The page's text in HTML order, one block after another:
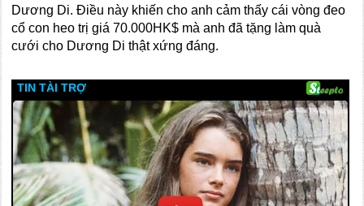
Dương Di. Điều này khiến cho anh cảm thấy cái vòng đeo
cổ con heo trị giá 70.000HK$ mà anh đã tặng làm quà
cưới cho Dương Di thật xứng đáng.